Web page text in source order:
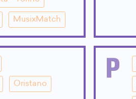
MusixMatch
Oristano P